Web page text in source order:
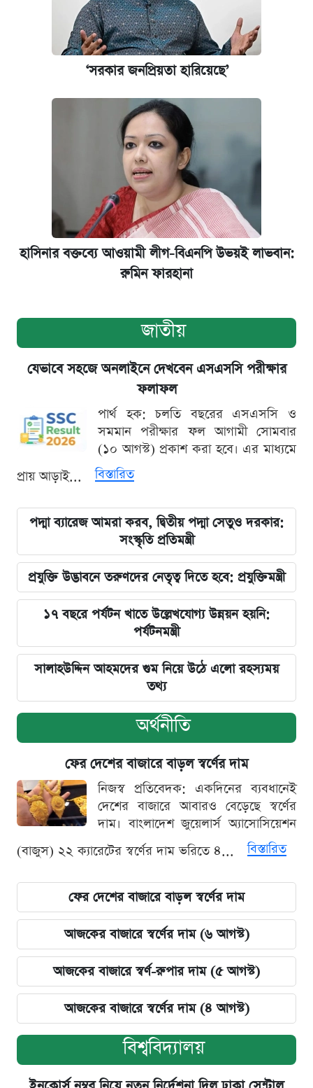
‘সরকার জনপ্রিয়তা হারিয়েছে’
হাসিনার বক্তব্যে আওয়ামী লীগ-বিএনপি উভয়ই লাভবান:
রুমিন ফারহানা
জাতীয়
যেভাবে সহজে অনলাইনে দেখবেন এসএসসি পরীক্ষার
ফলাফল
পার্থ হক: চলতি বছরের এসএসসি ও
সমমান পরীক্ষার ফল আগামী সোমবার
(১০ আগস্ট) প্রকাশ করা হবে। এর মাধ্যমে
প্রায় আড়াই...
বিস্তারিত
পদ্মা ব্যারেজ আমরা করব, দ্বিতীয় পদ্মা সেতুও দরকার:
সংস্কৃতি প্রতিমন্ত্রী
প্রযুক্তি উদ্ভাবনে তরুণদের নেতৃত্ব দিতে হবে: প্রযুক্তিমন্ত্রী
১৭ বছরে পর্যটন খাতে উল্লেখযোগ্য উন্নয়ন হয়নি:
পর্যটনমন্ত্রী
সালাহউদ্দিন আহমদের গুম নিয়ে উঠে এলো রহস্যময়
তথ্য
অর্থনীতি
ফের দেশের বাজারে বাড়ল স্বর্ণের দাম
নিজস্ব প্রতিবেদক: একদিনের ব্যবধানেই
দেশের বাজারে আবারও বেড়েছে স্বর্ণের
দাম। বাংলাদেশ জুয়েলার্স অ্যাসোসিয়েশন
(বাজুস) ২২ ক্যারেটের স্বর্ণের দাম ভরিতে ৪...
বিস্তারিত
ফের দেশের বাজারে বাড়ল স্বর্ণের দাম
আজকের বাজারে স্বর্ণের দাম (৬ আগস্ট)
আজকের বাজারে স্বর্ণ-রুপার দাম (৫ আগস্ট)
আজকের বাজারে স্বর্ণের দাম (৪ আগস্ট)
বিশ্ববিদ্যালয়